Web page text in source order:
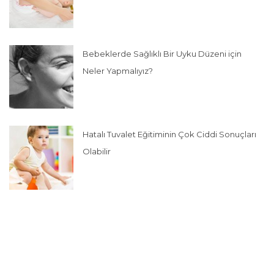
Bebeklerde Sağlıklı Bir Uyku Düzeni için
Neler Yapmalıyız?
Hatalı Tuvalet Eğitiminin Çok Ciddi Sonuçları
Olabilir